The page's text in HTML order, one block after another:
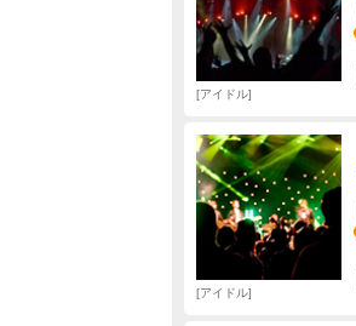
アイドル
アイドル